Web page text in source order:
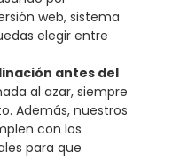
web, sistema
elegir entre
antes del
al azar, siempre
Además, nuestros
con los
para que